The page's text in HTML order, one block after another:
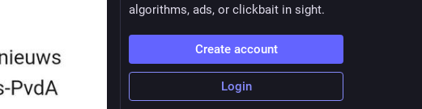
algorithms, ads, or clickbait in sight.
Create account
Login